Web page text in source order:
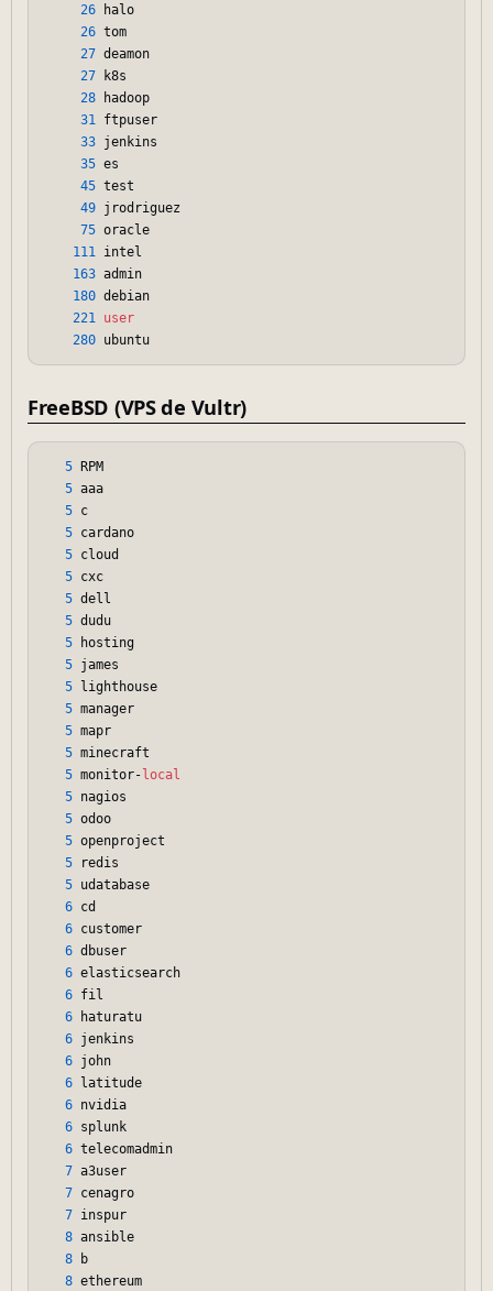
26 halo
26 tom
27 deamon
27 k8s
28 hadoop
31 ftpuser
33 jenkins
35 es
45 test
49 jrodriguez
75 oracle
111 intel
163 admin
180 debian
221 user
280
FreeBSD (VPS de Vultr)
5 RPM
5 aaa
5 c
5 cardano
5 cloud
5 cxc
5 dell
5 dudu
5 hosting
5 james
5 lighthouse
5 manager
5 mapr
5 minecraft
5 monitor- local
5 nagios
5 odoo
5 openproject
5 redis
5 udatabase
6 cd
6 customer
6 dbuser
6 elasticsearch
6 fil
6 haturatu
6 jenkins
6 john
6 latitude
6 nvidia
6 splunk
6 telecomadmin
7 a3user
7 cenagro
7 inspur
8 ansible
8 b
8 ethereum